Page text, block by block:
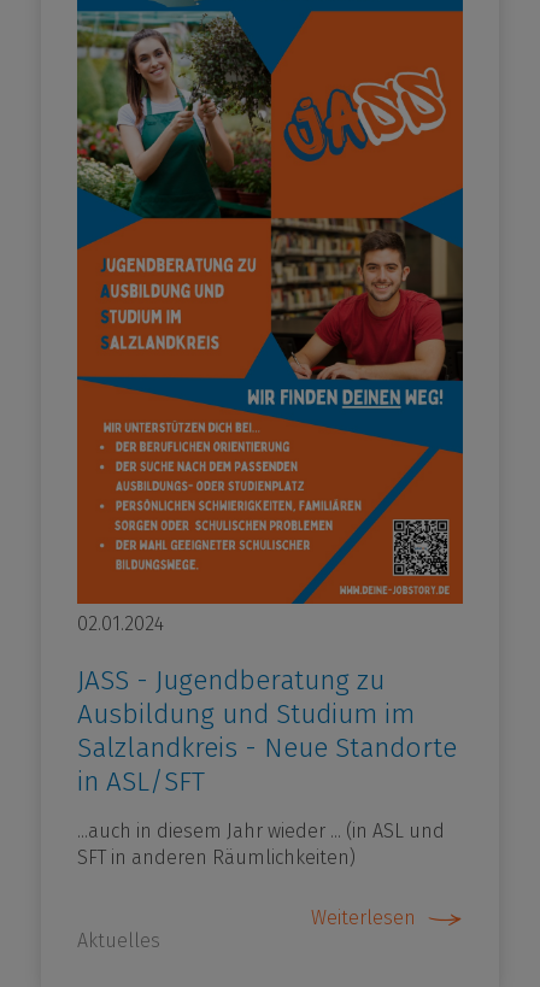
02.01.2024
JASS - Jugendberatung zu
Ausbildung und Studium im
Salzlandkreis - Neue Standorte
in ASL/SFT
...auch in diesem Jahr wieder ... (in ASL und
SFT in anderen Räumlichkeiten)
Weiterlesen
Aktuelles